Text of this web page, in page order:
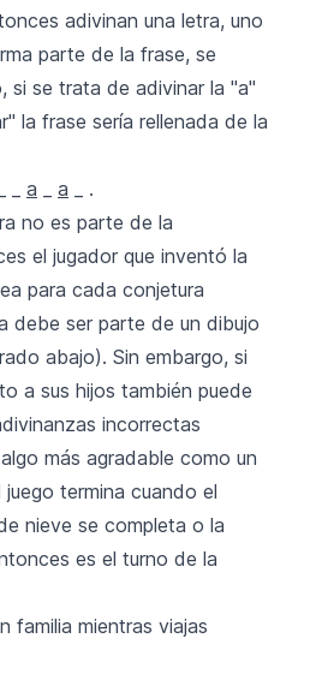
adivinan una letra, uno
parte de la frase, se
si se trata de adivinar la "a"
la frase sería rellenada de la
_ a a _ .
no es parte de la
el jugador que inventó la
para cada conjetura
debe ser parte de un dibujo
abajo). Sin embargo, si
a sus hijos también puede
incorrectas
más agradable como un
termina cuando el
nieve se completa o la
es el turno de la